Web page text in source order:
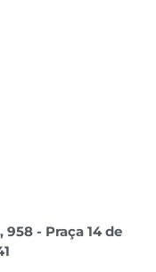
958 - Praça 14 de